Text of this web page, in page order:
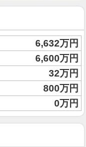
6,632万円
6,600万円
32万円
800万円
0万円